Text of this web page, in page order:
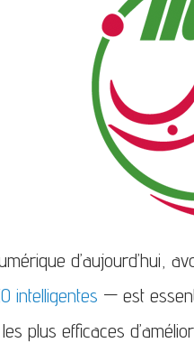
d’aujourd’hui,
intelligentes — est
plus efficaces